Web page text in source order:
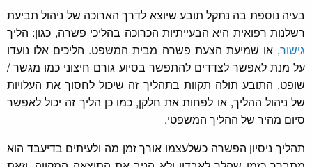
בעיה נוספת בה נתקל תובע שיוצא לדרך הארוכה של ניהול תביעת
רשלנות רפואית היא הבעייתיות הכרוכה בהליכי פשרה, כגון: הליך
גישור, או שמיעת הצעת פשרה מבית המשפט. הליכים אלו נועדו
על מנת לאפשר לצדדים להתפשר בסיוע גורם חיצוני כמו מגשר /
שופט. התובע תולה תקוות בתהליך זה שיכול לחסוך את העלויות
של ניהול ההליך, או לפחות את חלקן, כמו כן הליך זה יכול לאפשר
סיום מהיר של ההליך המשפטי.
תהליך ניסיון הפשרה כשלעצמו אורך זמן מה ולעיתים בדיעבד הוא